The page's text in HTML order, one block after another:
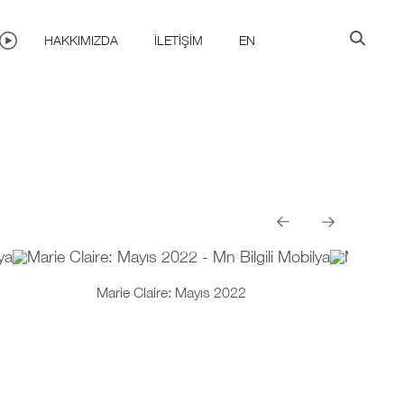
HAKKIMIZDA İLETIŞIM EN
Marie Claire: Mayıs 2022